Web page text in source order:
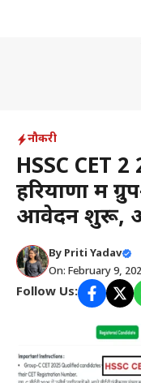
नौकरी
HSSC CET
हरियाणा में
आवेदन शुरू,
By Priti Yadav
On: February 9,
Follow Us: